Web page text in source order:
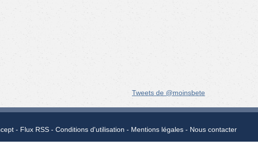
Tweets de @moinsbete
Flux RSS Conditions d'utilisation Mentions légales Nous contacter